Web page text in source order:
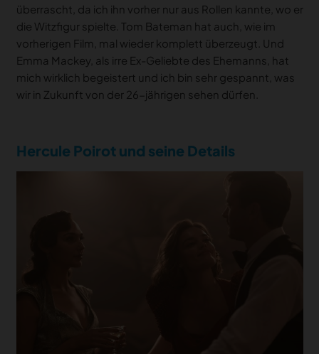
überrascht, da ich ihn vorher nur aus Rollen kannte, wo er
die Witzfigur spielte. Tom Bateman hat auch, wie im
vorherigen Film, mal wieder komplett überzeugt. Und
Emma Mackey, als irre Ex-Geliebte des Ehemanns, hat
mich wirklich begeistert und ich bin sehr gespannt, was
wir in Zukunft von der 26-jährigen sehen dürfen.
Hercule Poirot und seine Details